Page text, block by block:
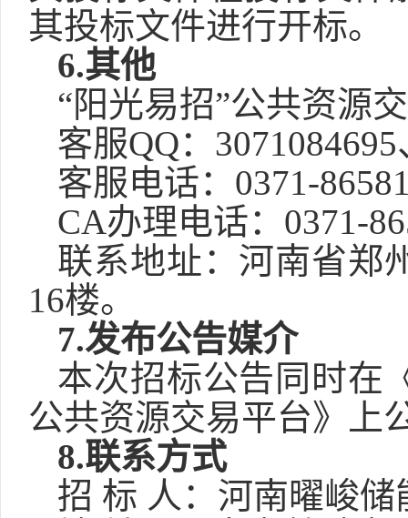
其投标文件进行开标。
6.其他
“阳光易招”公共资源
客服QQ：
客服电话： 0371-
CA办理电话：0371-
联系地址：河南省郑
16楼。
7.发布公告媒介
本次招标公告同时在
公共资源交易平台》上
8.联系方式
招 标 人： 河南曜峻储